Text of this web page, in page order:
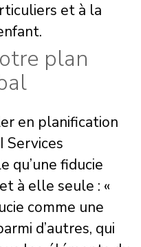
et à la
plan
en planification
Services
qu’une fiducie
à elle seule : «
comme une
d’autres, qui